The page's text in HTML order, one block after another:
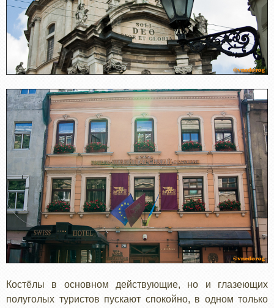
Костёлы в основном действующие, но и глазеющих
полуголых туристов пускают спокойно, в одном только